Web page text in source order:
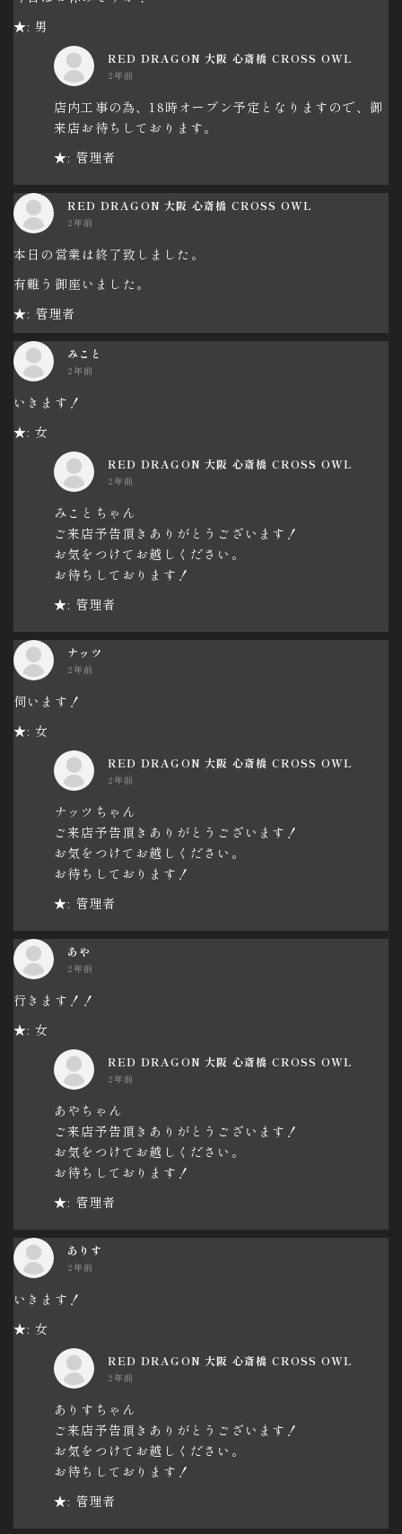
★: 男
RED DRAGON 大阪 心斎橋 CROSS OWL
2年前
店内工事の為、18時オープン予定となりますので、御
来店お待ちしております。
★: 管理者
RED DRAGON 大阪 心斎橋 CROSS OWL
2年前
本日の営業は終了致しました。
有難う御座いました。
★: 管理者
みこと
2年前
いきます！
★: 女
RED DRAGON 大阪 心斎橋 CROSS OWL
2年前
みことちゃん
ご来店予告頂きありがとうございます！
お気をつけてお越しください。
お待ちしております！
★: 管理者
ナッツ
2年前
伺います！
★: 女
RED DRAGON 大阪 心斎橋 CROSS OWL
2年前
ナッツちゃん
ご来店予告頂きありがとうございます！
お気をつけてお越しください。
お待ちしております！
★: 管理者
あや
2年前
行きます！！
★: 女
RED DRAGON 大阪 心斎橋 CROSS OWL
2年前
あやちゃん
ご来店予告頂きありがとうございます！
お気をつけてお越しください。
お待ちしております！
★: 管理者
ありす
2年前
いきます！
★: 女
RED DRAGON 大阪 心斎橋 CROSS OWL
2年前
ありすちゃん
ご来店予告頂きありがとうございます！
お気をつけてお越しください。
お待ちしております！
★: 管理者